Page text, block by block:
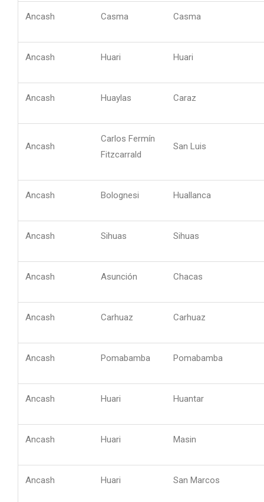
Ancash Casma Casma
Ancash Huari Huari
Ancash Huaylas Caraz
Ancash
Carlos Fermín
Fitzcarrald
San Luis
Ancash Bolognesi Huallanca
Ancash Sihuas Sihuas
Ancash Asunción Chacas
Ancash Carhuaz Carhuaz
Ancash Pomabamba Pomabamba
Ancash Huari Huantar
Ancash Huari Masin
Ancash Huari San Marcos